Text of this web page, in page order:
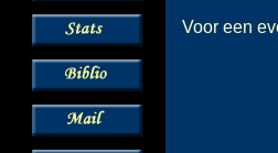
Voor een